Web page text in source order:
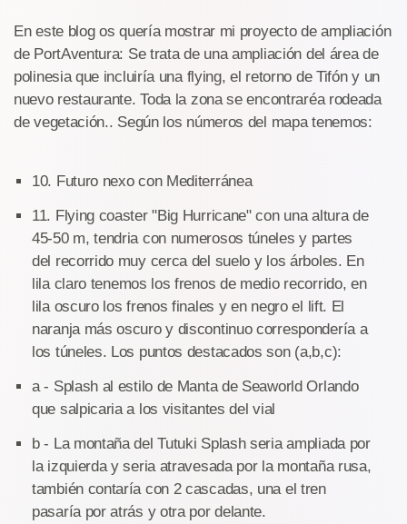
En este blog os quería mostrar mi proyecto de ampliación
de PortAventura: Se trata de una ampliación del área de
polinesia que incluiría una flying, el retorno de Tifón y un
nuevo restaurante. Toda la zona se encontraréa rodeada
de vegetación.. Según los números del mapa tenemos:
10. Futuro nexo con Mediterránea
11. Flying coaster "Big Hurricane" con una altura de
45-50 m, tendria con numerosos túneles y partes
del recorrido muy cerca del suelo y los árboles. En
lila claro tenemos los frenos de medio recorrido, en
lila oscuro los frenos finales y en negro el lift. El
naranja más oscuro y discontinuo correspondería a
los túneles. Los puntos destacados son (a,b,c):
a - Splash al estilo de Manta de Seaworld Orlando
que salpicaria a los visitantes del vial
b - La montaña del Tutuki Splash seria ampliada por
la izquierda y seria atravesada por la montaña rusa,
también contaría con 2 cascadas, una el tren
pasaría por atrás y otra por delante.